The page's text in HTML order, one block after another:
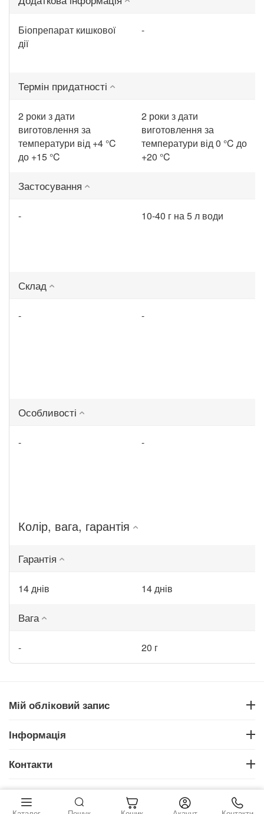
Біопрепарат кишкової
дії
-
Термін придатності
2 роки з дати
виготовлення за
температури від +4 °C
до +15 °C
2 роки з дати
виготовлення за
температури від 0 °C до
+20 °C
Застосування
- 10-40 г на 5 л води
Склад
- -
Особливості
- -
Колір, вага, гарантія
Гарантія
14 днів 14 днів
Вага
- 20 г
Мій обліковий запис
Інформація
Контакти
© 2026 . Всі права захищені
‍233‍грн. Купити